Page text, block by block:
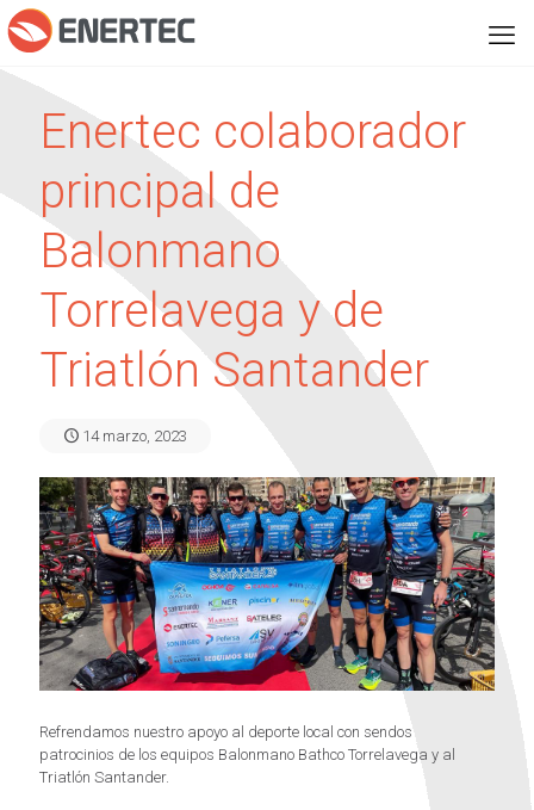
Enertec colaborador
principal de
Balonmano
Torrelavega y de
Triatlón Santander
14 marzo, 2023
Refrendamos nuestro apoyo al deporte local con sendos
patrocinios de los equipos Balonmano Bathco Torrelavega y al
Triatlón Santander.